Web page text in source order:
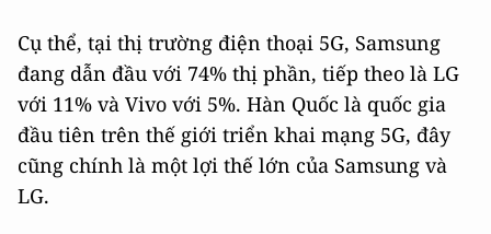
Cụ thể, tại thị trường điện thoại 5G, Samsung
đang dẫn đầu với 74% thị phần, tiếp theo là LG
với 11% và Vivo với 5%. Hàn Quốc là quốc gia
đầu tiên trên thế giới triển khai mạng 5G, đây
cũng chính là một lợi thế lớn của Samsung và
LG.